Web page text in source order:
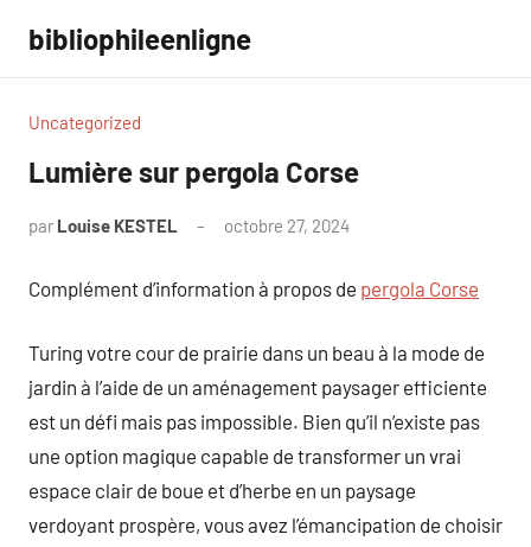
contenu
bibliophileenligne
Uncategorized
Lumière sur pergola Corse
par Louise KESTEL octobre 27, 2024
Complément d’information à propos de pergola Corse
Turing votre cour de prairie dans un beau à la mode de
jardin à l’aide de un aménagement paysager efficiente
est un défi mais pas impossible. Bien qu’il n’existe pas
une option magique capable de transformer un vrai
espace clair de boue et d’herbe en un paysage
verdoyant prospère, vous avez l’émancipation de choisir